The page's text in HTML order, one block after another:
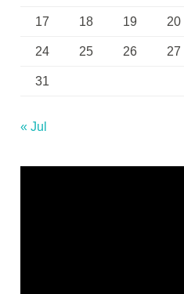
17 18 19 20
24 25 26 27
31
« Jul